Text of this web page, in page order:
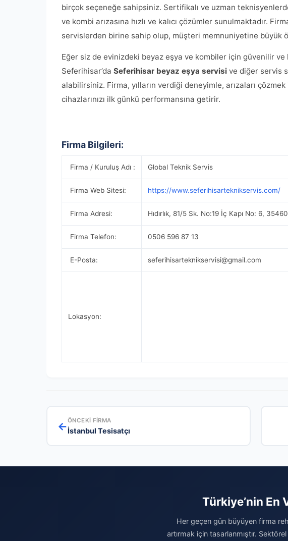
birçok seçeneğe sahipsiniz. Sertifikalı ve uzman
ve kombi arızasına hızlı ve kalıcı çözümler sunulmaktadır.
servislerden birine sahip olup, müşteri memnuniyetine büyük
Eğer siz de evinizdeki beyaz eşya ve kombiler için güvenilir ve
Seferihisar’da Seferihisar beyaz eşya servisi ve diğer servis
alabilirsiniz. Firma, yılların verdiği deneyimle, arızaları
cihazlarınızı ilk günkü performansına getirir.
Firma Bilgileri:
Firma / Kuruluş Adı : Global Teknik Servis
Firma Web Sitesi: https://www.seferihisarteknikservis.com/
Firma Adresi: Hıdırlık, 81/5 Sk. No:19 İç Kapı No: 6,
Firma Telefon: 0506 596 87 13
E-Posta: seferihisarteknikservisi@gmail.com
Lokasyon:
←ÖNCEKI FIRMA
İstanbul Tesisatçı
Türkiye’nin En
Her geçen gün büyüyen firma
artırmak için tasarlanmıştır.